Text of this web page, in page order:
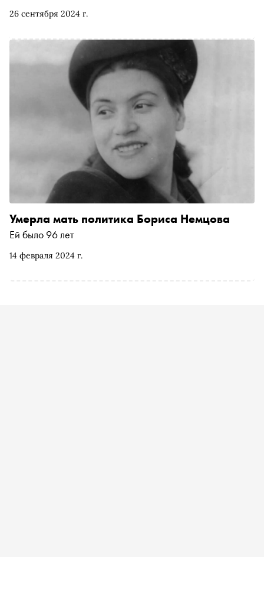
26 сентября 2024 г.
Григория о новой маскулинности, поэзии и
14 февраля 2024 г.
Умерла мать политика Бориса Немцова
Ей было 96 лет